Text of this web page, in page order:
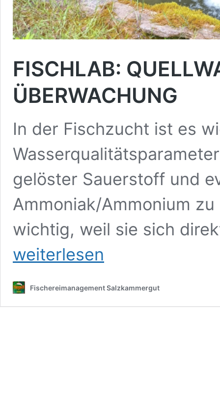
FISCHLAB:
ÜBERWACHUNG
In der Fischzucht ist es
gelöster Sauerstoff und
Ammoniak/Ammonium
wichtig, weil sie sich
weiterlesen
Fischereimanagement Salzkammergut